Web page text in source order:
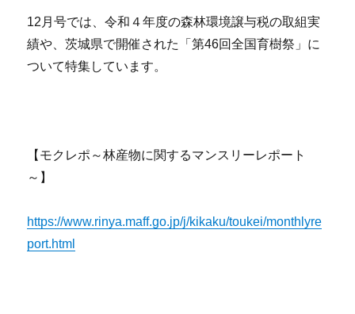
12月号では、令和４年度の森林環境譲与税の取組実
績や、茨城県で開催された「第46回全国育樹祭」に
ついて特集しています。
【モクレポ～林産物に関するマンスリーレポート
～】
https://www.rinya.maff.go.jp/j/kikaku/toukei/monthlyre
port.html